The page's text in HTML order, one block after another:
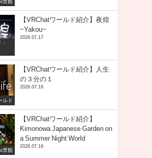
景観
【VRChatワールド紹介】夜煌
~Yakou~
2026.07.17
ルド
【VRChatワールド紹介】人生
の３分の１
2026.07.16
景観
【VRChatワールド紹介】
Kimonowa Japanese Garden on
a Summer Night World
2026.07.16